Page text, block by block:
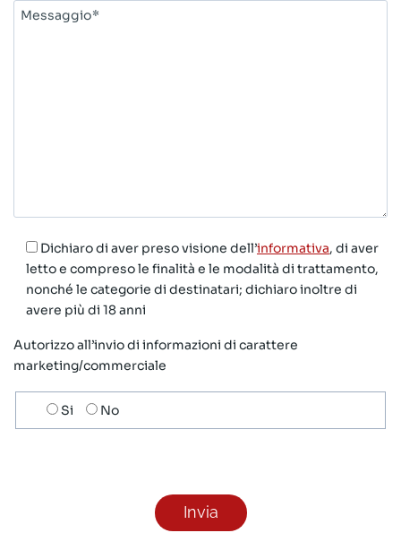
Messaggio*
Dichiaro di aver preso visione dell’informativa, di aver
letto e compreso le finalità e le modalità di trattamento,
nonché le categorie di destinatari; dichiaro inoltre di
avere più di 18 anni
Autorizzo all’invio di informazioni di carattere
marketing/commerciale
Scelta
invio
Si No